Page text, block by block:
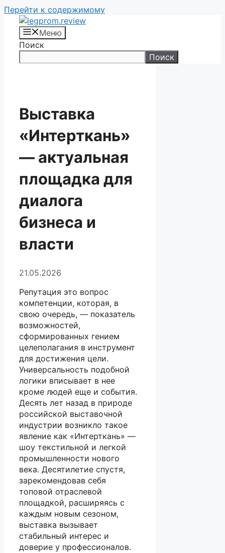
Перейти к содержимому
Меню
Поиск
Поиск
Выставка
«Интерткань»
— актуальная
площадка для
диалога
бизнеса и
власти
21.05.2026
Репутация это вопрос
компетенции, которая, в
свою очередь, — показатель
возможностей,
сформированных гением
целеполагания в инструмент
для достижения цели.
Универсальность подобной
логики вписывает в нее
кроме людей еще и события.
Десять лет назад в природе
российской выставочной
индустрии возникло такое
явление как «Интерткань» —
шоу текстильной и легкой
промышленности нового
века. Десятилетие спустя,
зарекомендовав себя
топовой отраслевой
площадкой, расширяясь с
каждым новым сезоном,
выставка вызывает
стабильный интерес и
доверие у профессионалов.